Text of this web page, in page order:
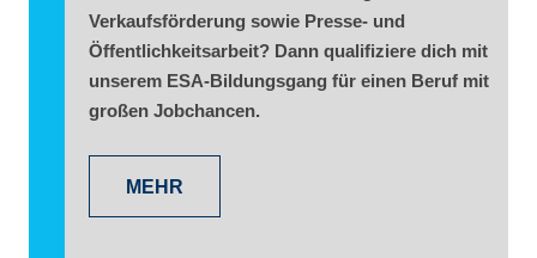
Verkaufsförderung sowie Presse- und
Öffentlichkeitsarbeit? Dann qualifiziere dich mit
unserem ESA-Bildungsgang für einen Beruf mit
großen Jobchancen.
MEHR